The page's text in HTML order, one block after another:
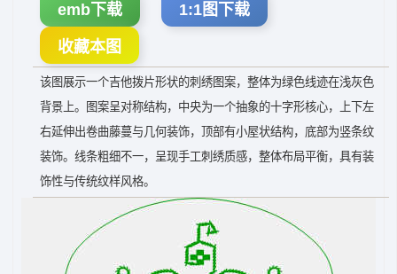
emb下载 1:1图下载
收藏本图
该图展示一个吉他拨片形状的刺绣图案，整体为绿色线迹在浅灰色
背景上。图案呈对称结构，中央为一个抽象的十字形核心，上下左
右延伸出卷曲藤蔓与几何装饰，顶部有小屋状结构，底部为竖条纹
装饰。线条粗细不一，呈现手工刺绣质感，整体布局平衡，具有装
饰性与传统纹样风格。